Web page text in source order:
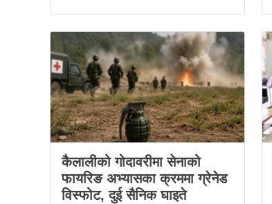
कैलालीको गोदावरीमा सेनाको
फायरिङ अभ्यासका क्रममा ग्रेनेड
विस्फोट, दुई सैनिक घाइते